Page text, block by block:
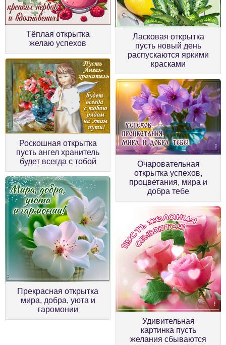
Тёплая открытка
желаю успехов
Ласковая открытка
пусть новый день
распускаются яркими
красками
Роскошная открытка
пусть ангел хранитель
будет всегда с тобой
Очаровательная
открытка успехов,
процветания, мира и
добра тебе
Прекрасная открытка
мира, добра, уюта и
гаромонии
Удивительная
картинка пусть
желания сбываются